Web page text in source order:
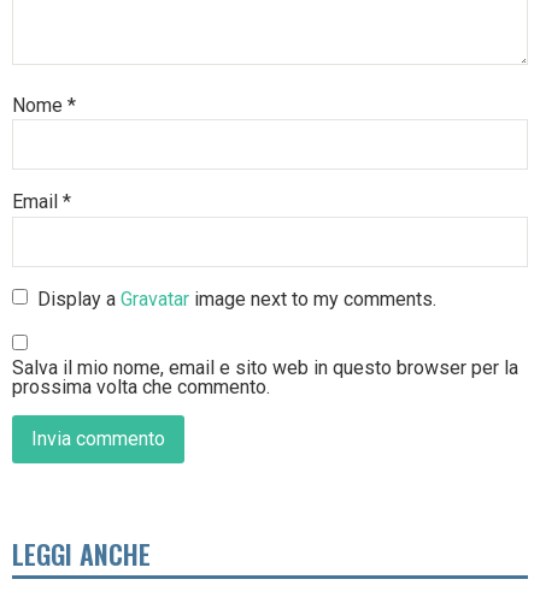
Nome *
Email *
Display aGravatar image next to my comments.
Salva il mio nome, email e sito web in questo browser per la
prossima volta che commento.
LEGGI ANCHE